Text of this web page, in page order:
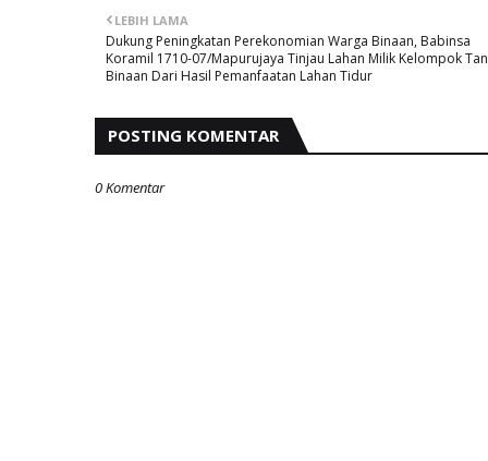
LEBIH LAMA
Dukung Peningkatan Perekonomian Warga Binaan, Babinsa
Koramil 1710-07/Mapurujaya Tinjau Lahan Milik Kelompok
Binaan Dari Hasil Pemanfaatan Lahan Tidur
POSTING KOMENTAR
0 Komentar